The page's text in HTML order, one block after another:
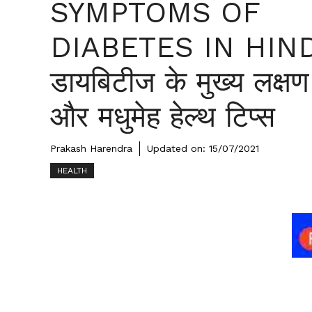
SYMPTOMS OF
DIABETES IN
डायबिटीज के मुख्य लक्षण
और मधुमेह हेल्थ टिप्स
Prakash Harendra Updated on: 15/07/2021
HEALTH